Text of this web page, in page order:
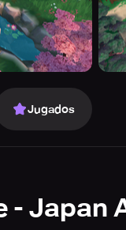
Jugados
- Japan